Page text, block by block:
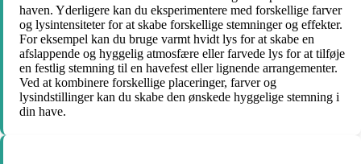
haven. Yderligere kan du eksperimentere med forskellige farver
og lysintensiteter for at skabe forskellige stemninger og effekter.
For eksempel kan du bruge varmt hvidt lys for at skabe en
afslappende og hyggelig atmosfære eller farvede lys for at tilføje
en festlig stemning til en havefest eller lignende arrangementer.
Ved at kombinere forskellige placeringer, farver og
lysindstillinger kan du skabe den ønskede hyggelige stemning i
din have.